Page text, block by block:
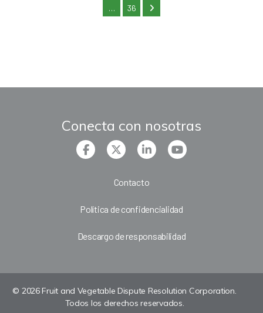
… 36
Conecta con nosotras
Contacto
Política de confidencialidad
Descargo de responsabilidad
© 2026 Fruit and Vegetable Dispute Resolution Corporation.
Todos los derechos reservados.